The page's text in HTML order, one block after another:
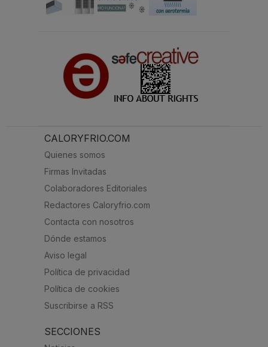
CALORYFRIO.COM
Quienes somos
Firmas Invitadas
Colaboradores Editoriales
Redactores Caloryfrio.com
Contacta con nosotros
Dónde estamos
Aviso legal
Política de privacidad
Política de cookies
Suscribirse a RSS
SECCIONES